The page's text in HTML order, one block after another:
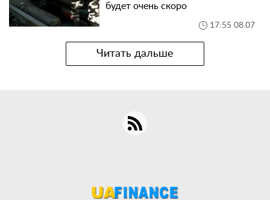
будет очень скоро
17:55 08.07
Читать дальше